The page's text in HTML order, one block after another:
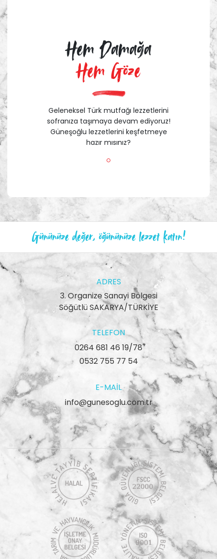
Hem Damağa
Hem Göze
Geleneksel Türk mutfağı lezzetlerini
sofranıza taşımaya devam ediyoruz!
Güneşoğlu lezzetlerini keşfetmeye
hazır mısınız?
Gününüze değer, öğününüze lezzet katın!
ADRES
3. Organize Sanayi Bölgesi
Söğütlü SAKARYA/TÜRKİYE
TELEFON
0264 681 46 19/78
0532 755 77 54
E-MAIL
info@gunesoglu.com.tr